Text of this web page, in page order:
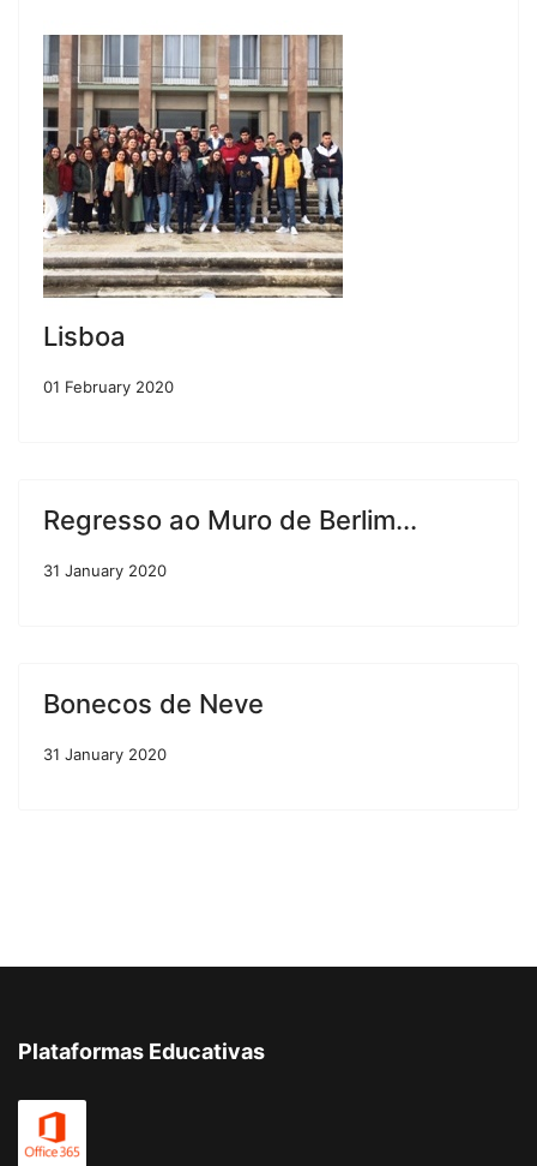
Lisboa
01 February 2020
Regresso ao Muro de Berlim...
31 January 2020
Bonecos de Neve
31 January 2020
Plataformas Educativas